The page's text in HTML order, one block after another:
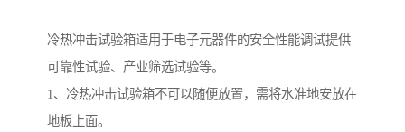
冷热冲击试验箱适用于电子元器件的安全性能调试提供
可靠性试验、产业筛选试验等。
1、冷热冲击试验箱不可以随便放置，需将水准地安放在
地板上面。